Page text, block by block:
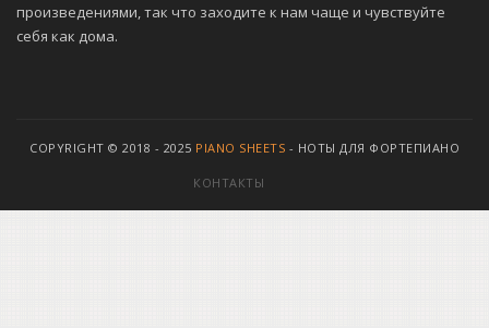
произведениями, так что заходите к нам чаще и чувствуйте
себя как дома.
COPYRIGHT © 2018 - 2025 PIANO SHEETS - НОТЫ ДЛЯ ФОРТЕПИАНО
КОНТАКТЫ